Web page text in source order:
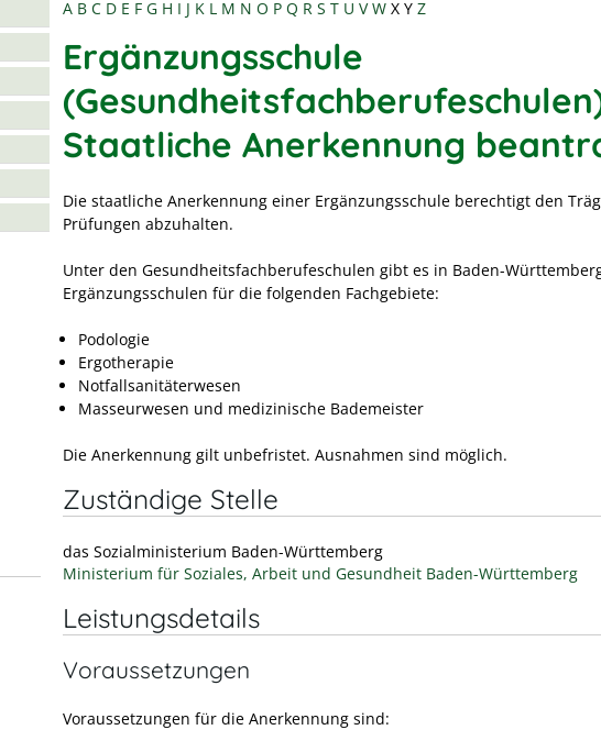
A B C D E F G H I J K L M N O P Q R S T U V W X Y Z
Ergänzungsschule
Staatliche Anerkennung
Die staatliche Anerkennung einer Ergänzungsschule berechtigt den
Prüfungen abzuhalten.
Unter den Gesundheitsfachberufeschulen gibt es in Baden-
Ergänzungsschulen für die folgenden Fachgebiete:
Podologie
Ergotherapie
Notfallsanitäterwesen
Masseurwesen und medizinische Bademeister
Die Anerkennung gilt unbefristet. Ausnahmen sind möglich.
Zuständige Stelle
das Sozialministerium Baden-Württemberg
Ministerium für Soziales, Arbeit und Gesundheit Baden-Württemberg
Leistungsdetails
Voraussetzungen
Voraussetzungen für die Anerkennung sind: